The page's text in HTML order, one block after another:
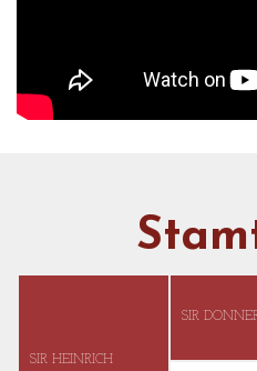
SIR HEINRICH
SIR